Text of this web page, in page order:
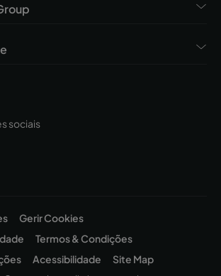
sociais
Gerir Cookies
Termos & Condições
Acessibilidade Site Map